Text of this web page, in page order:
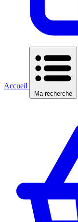
Accueil
Ma recherche